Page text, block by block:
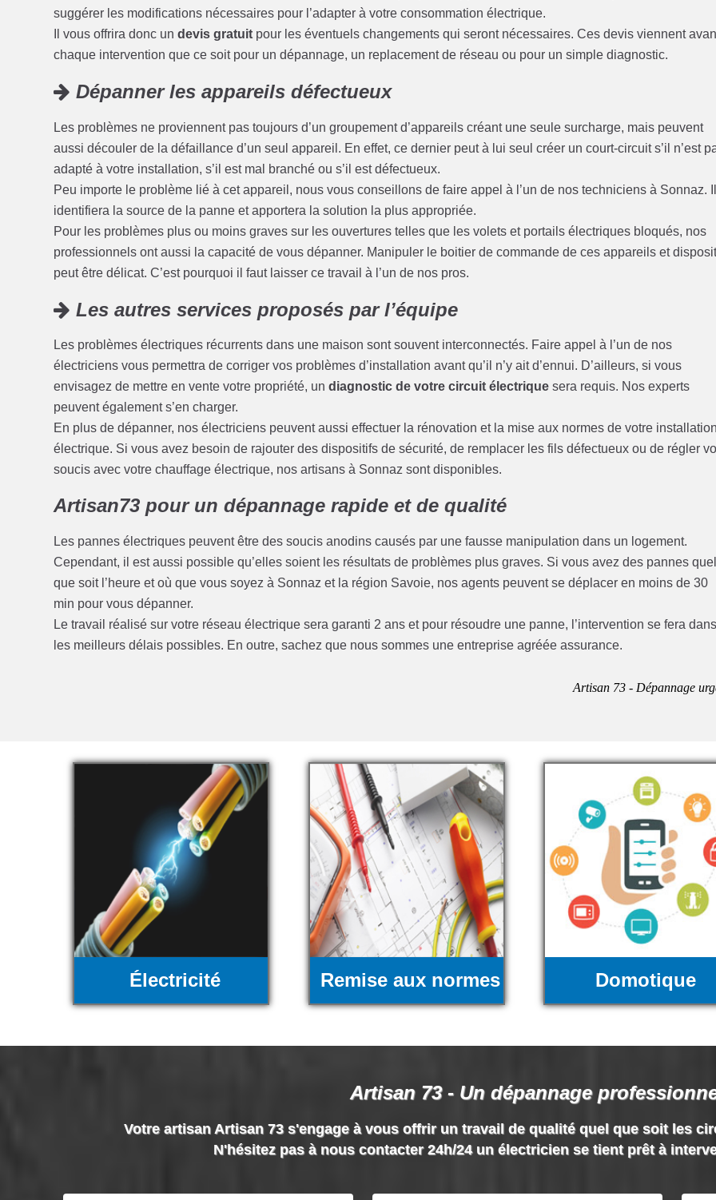
suggérer les modifications nécessaires pour l’adapter à votre consommation électrique.
Il vous offrira donc undevis gratuit pour les éventuels changements qui seront nécessaires. Ces devis viennent
chaque intervention que ce soit pour un dépannage, un replacement de réseau ou pour un simple diagnostic.
Dépanner les appareils défectueux
Les problèmes ne proviennent pas toujours d’un groupement d’appareils créant une seule surcharge, mais peuvent
aussi découler de la défaillance d’un seul appareil. En effet, ce dernier peut à lui seul créer un court-circuit s’il n’est
adapté à votre installation, s’il est mal branché ou s’il est défectueux.
Peu importe le problème lié à cet appareil, nous vous conseillons de faire appel à l’un de nos techniciens à Sonnaz. Il
identifiera la source de la panne et apportera la solution la plus appropriée.
Pour les problèmes plus ou moins graves sur les ouvertures telles que les volets et portails électriques bloqués, nos
professionnels ont aussi la capacité de vous dépanner. Manipuler le boitier de commande de ces appareils et
peut être délicat. C’est pourquoi il faut laisser ce travail à l’un de nos pros.
Les autres services proposés par l’équipe
Les problèmes électriques récurrents dans une maison sont souvent interconnectés. Faire appel à l’un de nos
électriciens vous permettra de corriger vos problèmes d’installation avant qu’il n’y ait d’ennui. D’ailleurs, si vous
envisagez de mettre en vente votre propriété, undiagnostic de votre circuit électrique sera requis. Nos experts
peuvent également s’en charger.
En plus de dépanner, nos électriciens peuvent aussi effectuer la rénovation et la mise aux normes de votre installation
électrique. Si vous avez besoin de rajouter des dispositifs de sécurité, de remplacer les fils défectueux ou de régler
soucis avec votre chauffage électrique, nos artisans à Sonnaz sont disponibles.
Artisan73 pour un dépannage rapide et de qualité
Les pannes électriques peuvent être des soucis anodins causés par une fausse manipulation dans un logement.
Cependant, il est aussi possible qu’elles soient les résultats de problèmes plus graves. Si vous avez des pannes
que soit l’heure et où que vous soyez à Sonnaz et la région Savoie, nos agents peuvent se déplacer en moins de 30
min pour vous dépanner.
Le travail réalisé sur votre réseau électrique sera garanti 2 ans et pour résoudre une panne, l’intervention se fera dans
les meilleurs délais possibles. En outre, sachez que nous sommes une entreprise agréée assurance.
Artisan 73 - Dépannage
Électricité Remise aux normes Domotique
Artisan 73 - Un dépannage
Votre artisan Artisan 73 s'engage à vous offrir un travail de qualité quel que soit les
N'hésitez pas à nous contacter 24h/24 un électricien se tient prêt à